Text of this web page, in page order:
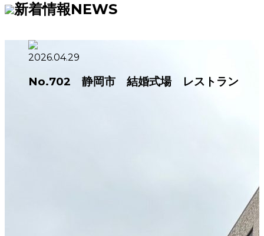
新着情報NEWS
2026.04.29
No.702 静岡市 結婚式場 レストラン